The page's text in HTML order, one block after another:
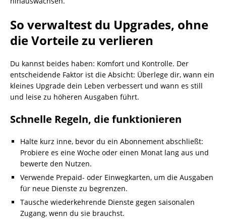
So verwaltest du Upgrades, ohne
die Vorteile zu verlieren
Du kannst beides haben: Komfort und Kontrolle. Der
entscheidende Faktor ist die Absicht: Überlege dir, wann ein
kleines Upgrade dein Leben verbessert und wann es still
und leise zu höheren Ausgaben führt.
Schnelle Regeln, die funktionieren
Halte kurz inne, bevor du ein Abonnement abschließt:
Probiere es eine Woche oder einen Monat lang aus und
bewerte den Nutzen.
Verwende Prepaid- oder Einwegkarten, um die Ausgaben
für neue Dienste zu begrenzen.
Tausche wiederkehrende Dienste gegen saisonalen
Zugang, wenn du sie brauchst.